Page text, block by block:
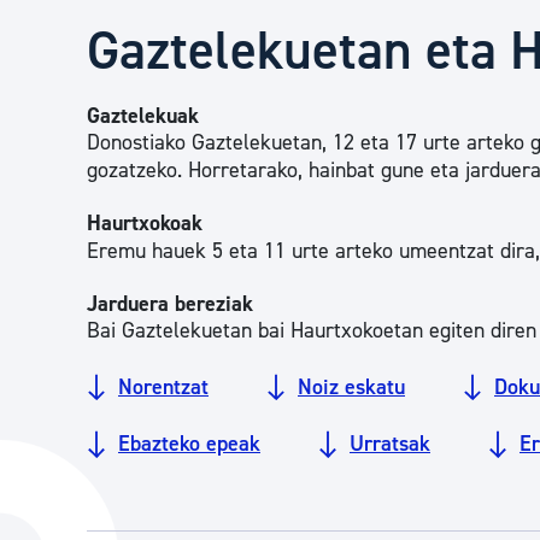
Kirola
Gaztelekuetan eta
Gaztelekuak
Donostiako Gaztelekuetan, 12 eta 17 urte
gozatzeko. Horretarako, hainbat gune eta
Haurtxokoak
Eremu hauek 5 eta 11 urte arteko umeentzat
Jarduera bereziak
Bai Gaztelekuetan bai Haurtxokoetan egiten
Norentzat Noiz eskatu
Ebazteko epeak Urratsak